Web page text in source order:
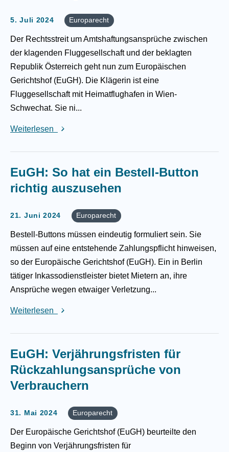
5. Juli 2024 Europarecht
Der Rechtsstreit um Amtshaftungsansprüche zwischen
der klagenden Fluggesellschaft und der beklagten
Republik Österreich geht nun zum Europäischen
Gerichtshof (EuGH). Die Klägerin ist eine
Fluggesellschaft mit Heimatflughafen in Wien-
Schwechat. Sie ni...
Weiterlesen
EuGH: So hat ein Bestell-Button
richtig auszusehen
21. Juni 2024 Europarecht
Bestell-Buttons müssen eindeutig formuliert sein. Sie
müssen auf eine entstehende Zahlungspflicht hinweisen,
so der Europäische Gerichtshof (EuGH). Ein in Berlin
tätiger Inkassodienstleister bietet Mietern an, ihre
Ansprüche wegen etwaiger Verletzung...
Weiterlesen
EuGH: Verjährungsfristen für
Rückzahlungsansprüche von
Verbrauchern
31. Mai 2024 Europarecht
Der Europäische Gerichtshof (EuGH) beurteilte den
Beginn von Verjährungsfristen für